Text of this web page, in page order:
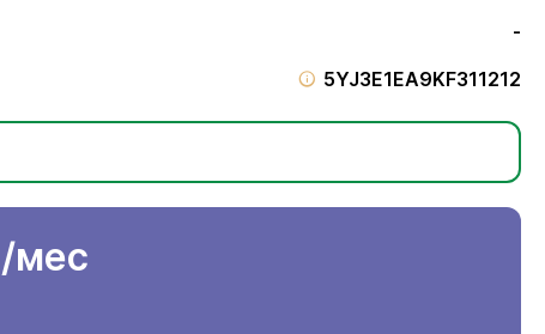
-
5YJ3E1EA9KF311212
/мес